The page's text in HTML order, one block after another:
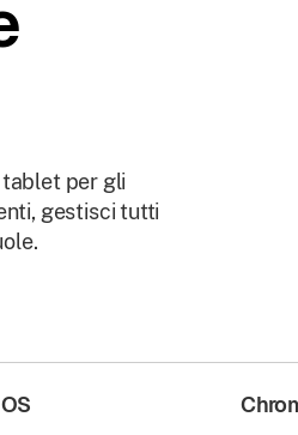
tablet per gli
gestisci tutti